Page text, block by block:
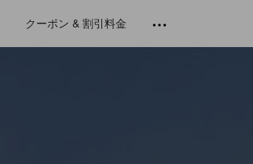
クーポン & 割引料金